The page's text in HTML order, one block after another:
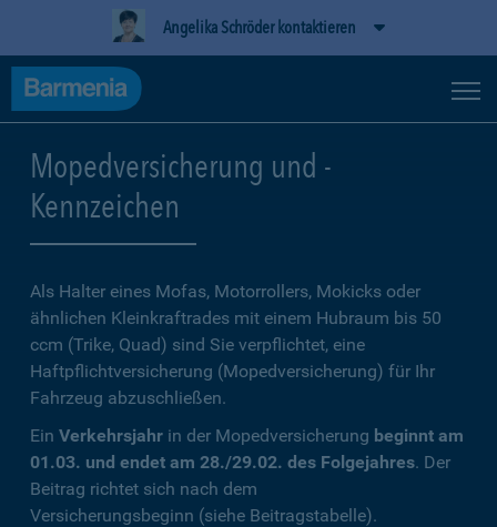
Angelika Schröder kontaktieren
Mopedversicherung und -
Kennzeichen
Als Halter eines Mofas, Motorrollers, Mokicks oder
ähnlichen Kleinkraftrades mit einem Hubraum bis 50
ccm (Trike, Quad) sind Sie verpflichtet, eine
Haftpflichtversicherung (Mopedversicherung) für Ihr
Fahrzeug abzuschließen.
Ein Verkehrsjahr in der Mopedversicherung beginnt am
01.03. und endet am 28./29.02. des Folgejahres. Der
Beitrag richtet sich nach dem
Versicherungsbeginn (siehe Beitragstabelle).